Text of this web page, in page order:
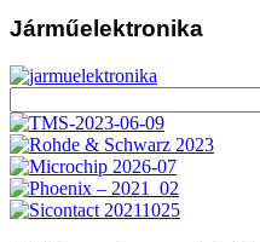
Járműelektronika